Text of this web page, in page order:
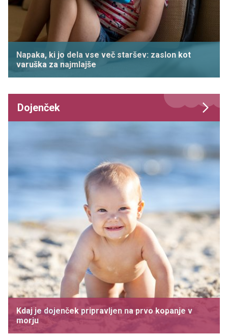
Napaka, ki jo dela vse več staršev: zaslon kot
varuška za najmlajše
Dojenček
Kdaj je dojenček pripravljen na prvo kopanje v
morju